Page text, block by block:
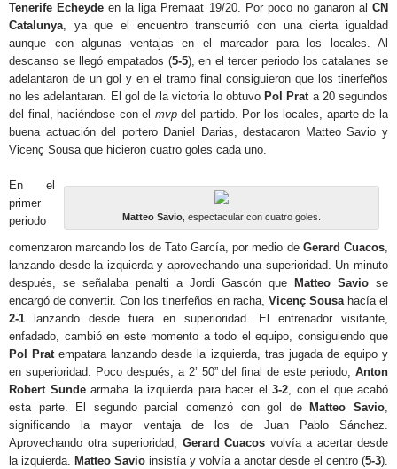
Tenerife Echeydeen la liga Premaat 19/20. Por poco no ganaron alCN
Catalunya, ya que el encuentro transcurrió con una cierta igualdad
aunque con algunas ventajas en el marcador para los locales. Al
descanso se llegó empatados (5-5), en el tercer periodo los catalanes se
adelantaron de un gol y en el tramo final consiguieron que los tinerfeños
no les adelantaran. El gol de la victoria lo obtuvo Pol Prata 20 segundos
del final, haciéndose con el mvpdel partido. Por los locales, aparte de la
buena actuación del portero Daniel Darias, destacaron Matteo Savio y
Vicenç Sousa que hicieron cuatro goles cada uno.
Matteo Savio , espectacular con cuatro goles.
En el
primer
periodo
comenzaron marcando los de Tato García, por medio de Gerard Cuacos,
lanzando desde la izquierda y aprovechando una superioridad. Un minuto
después, se señalaba penalti a Jordi Gascón que
Matteo Savio se
encargó de convertir. Con los tinerfeños en racha, Vicenç Sousahacía el
2-1 lanzando desde fuera en superioridad. El entrenador visitante,
enfadado, cambió en este momento a todo el equipo, consiguiendo que
Pol Pratempatara lanzando desde la izquierda, tras jugada de equipo y
en superioridad. Poco después, a 2’ 50” del final de este periodo, Anton
Robert Sundearmaba la izquierda para hacer el 3-2, con el que acabó
esta parte. El segundo parcial comenzó con gol de
Matteo Savio,
significando la mayor ventaja de los de Juan Pablo Sánchez.
Aprovechando otra superioridad, Gerard Cuacos volvía a acertar desde
la izquierda. Matteo Savio insistía y volvía a anotar desde el centro (5-3).